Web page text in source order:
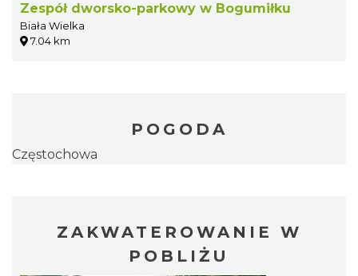
Zespół dworsko-parkowy w Bogumiłku
Biała Wielka
7.04 km
POGODA
Częstochowa
ZAKWATEROWANIE W
POBLIŻU